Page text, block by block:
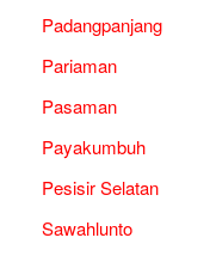
Padangpanjang
Pariaman
Pasaman
Payakumbuh
Pesisir Selatan
Sawahlunto